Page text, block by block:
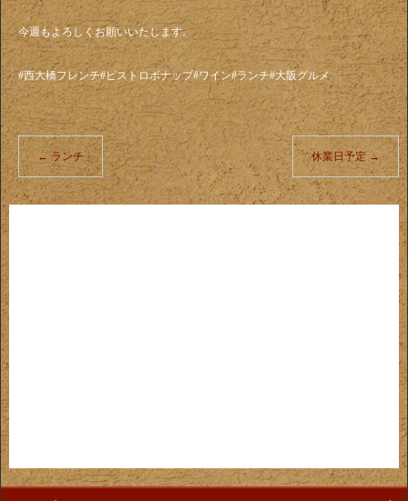
今週もよろしくお願いいたします。
#西大橋フレンチ#ビストロボナップ#ワイン#ランチ#大阪グルメ
← ランチ 休業日予定 →